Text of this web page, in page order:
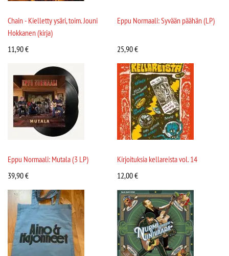
Chain - Kielletty ysäri, toim. Jouni
Hokkanen (kirja)
11,90€
Eppu Normaali: Syvään päähän (LP)
25,90€
Eppu Normaali: Mutala (3 LP)
39,90€
Kirjoituksia kellareista vol. 14
12,00€